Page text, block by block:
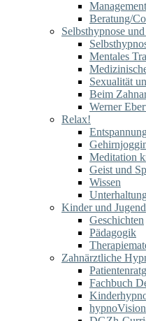
Beratung/
Selbsthypnose
Mentales
Sexualität
Beim
Werner
Relax!
Meditation
Geist und
Wissen
Kinder und Jugend
Geschichten
Pädagogik
Zahnärztliche
Fachbuch
hypnoVision